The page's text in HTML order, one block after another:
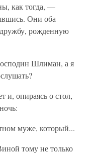
как тогда, —
Они оба
дружбу, рожденную
Шлиман, а я
и, опираясь о стол,
муже, который...
тому не только